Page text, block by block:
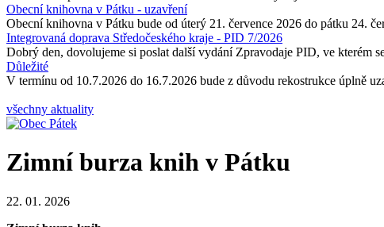
Obecní knihovna v Pátku - uzavření
Obecní knihovna v Pátku bude od úterý 21. července 2026 do pátku 24.
Integrovaná doprava Středočeského kraje - PID 7/2026
Dobrý den, dovolujeme si poslat další vydání Zpravodaje PID, ve kterém
Důležité
V termínu od 10.7.2026 do 16.7.2026 bude z důvodu rekostrukce úplně
všechny aktuality
Zimní burza knih v Pátku
22. 01. 2026